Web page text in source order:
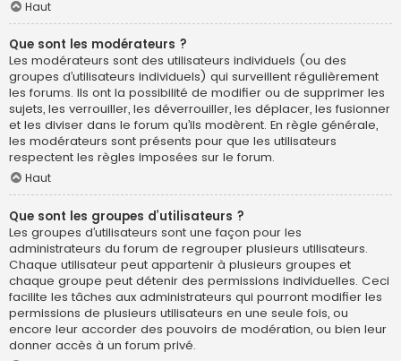
Haut
Que sont les modérateurs ?
Les modérateurs sont des utilisateurs individuels (ou des
groupes d’utilisateurs individuels) qui surveillent régulièrement
les forums. Ils ont la possibilité de modifier ou de supprimer les
sujets, les verrouiller, les déverrouiller, les déplacer, les fusionner
et les diviser dans le forum qu’ils modèrent. En règle générale,
les modérateurs sont présents pour que les utilisateurs
respectent les règles imposées sur le forum.
Haut
Que sont les groupes d’utilisateurs ?
Les groupes d’utilisateurs sont une façon pour les
administrateurs du forum de regrouper plusieurs utilisateurs.
Chaque utilisateur peut appartenir à plusieurs groupes et
chaque groupe peut détenir des permissions individuelles. Ceci
facilite les tâches aux administrateurs qui pourront modifier les
permissions de plusieurs utilisateurs en une seule fois, ou
encore leur accorder des pouvoirs de modération, ou bien leur
donner accès à un forum privé.